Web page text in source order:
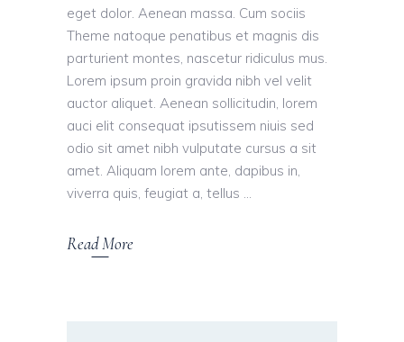
eget dolor. Aenean massa. Cum sociis
Theme natoque penatibus et magnis dis
parturient montes, nascetur ridiculus mus.
Lorem ipsum proin gravida nibh vel velit
auctor aliquet. Aenean sollicitudin, lorem
auci elit consequat ipsutissem niuis sed
odio sit amet nibh vulputate cursus a sit
amet. Aliquam lorem ante, dapibus in,
viverra quis, feugiat a, tellus
Read More